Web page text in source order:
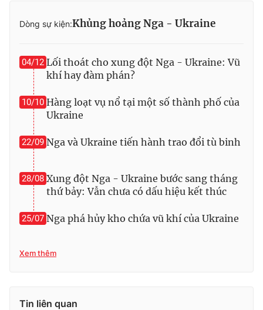
Email:toasoan@vtv.vn
® Cấm sao chép dưới mọi hình thức nếu không có sự chấp
thuận bằng văn bản. Ghi rõ nguồn VTV.vn khi phát hành lại
thông tin từ website này.
Dòng sự kiện:Khủng hoảng Nga - Ukraine
04/12 Lối thoát cho xung đột Nga - Ukraine: Vũ
khí hay đàm phán?
10/10 Hàng loạt vụ nổ tại một số thành phố của
Ukraine
22/09 Nga và Ukraine tiến hành trao đổi tù binh
28/08 Xung đột Nga - Ukraine bước sang tháng
thứ bảy: Vẫn chưa có dấu hiệu kết thúc
25/07 Nga phá hủy kho chứa vũ khí của Ukraine
Xem thêm
Tin liên quan